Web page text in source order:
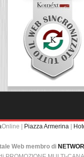
Online | Piazza Armerina |
Web membro di